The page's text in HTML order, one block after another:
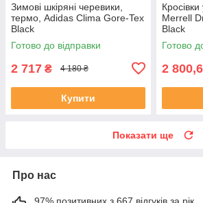
Зимові шкіряні черевики,
термо, Adidas Clima Gore-Tex
Black
Готово до відправки
2 717 ₴ 4 180 ₴
Купити
Кросівки
Merrell
Black
Готово
2
Показати ще
Про нас